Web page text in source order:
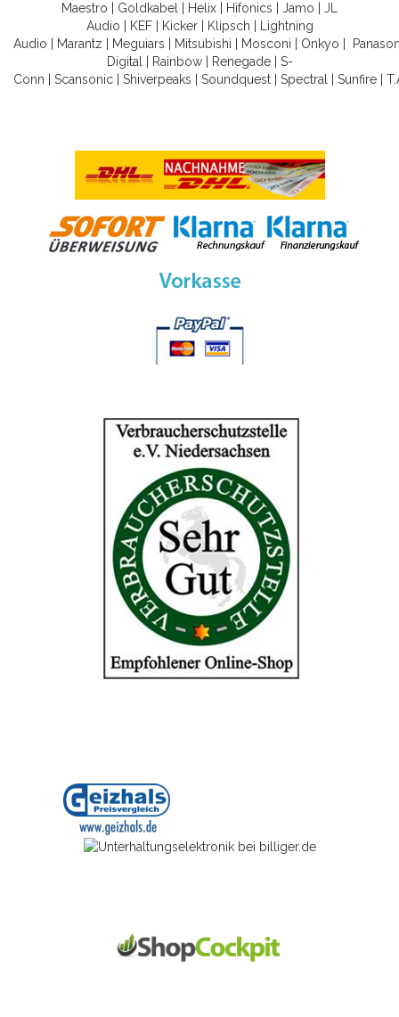
Maestro
Goldkabel Helix Hifonics Jamo
JL
Audio
KEF| Kicker| Klipsch
Lightning
Audio
Marantz Meguiars Mitsubishi Mosconi Onkyo
Digital
Rainbow| Renegade| S-
Conn
Scansonic Shiverpeaks Soundquest Spectral Sunfire